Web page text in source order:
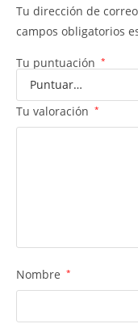
Tu dirección de
campos obligatorios
Tu puntuación *
Tu valoración *
Nombre *